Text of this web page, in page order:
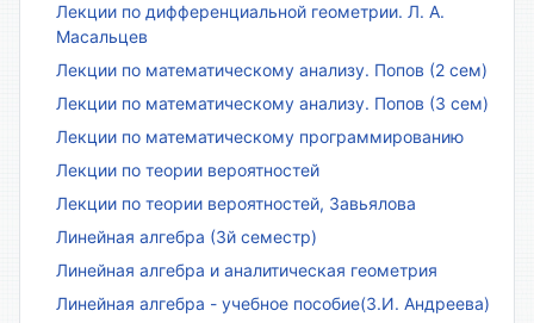
Лекции по дифференциальной геометрии. Л. А.
Масальцев
Лекции по математическому анализу. Попов (2 сем)
Лекции по математическому анализу. Попов (3 сем)
Лекции по математическому программированию
Лекции по теории вероятностей
Лекции по теории вероятностей, Завьялова
Линейная алгебра (3й семестр)
Линейная алгебра и аналитическая геометрия
Линейная алгебра - учебное пособие(З.И. Андреева)